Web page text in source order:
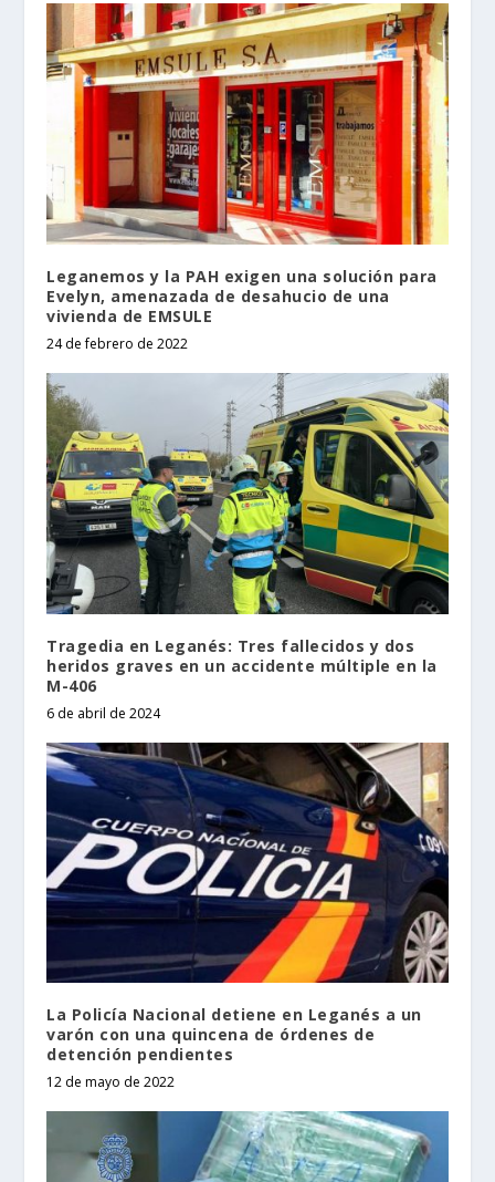
Leganemos y la PAH exigen una solución para
Evelyn, amenazada de desahucio de una
vivienda de EMSULE
24 de febrero de 2022
Tragedia en Leganés: Tres fallecidos y dos
heridos graves en un accidente múltiple en la
M-406
6 de abril de 2024
La Policía Nacional detiene en Leganés a un
varón con una quincena de órdenes de
detención pendientes
12 de mayo de 2022